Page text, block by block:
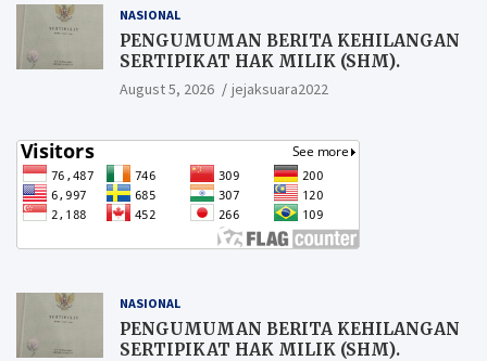
NASIONAL
PENGUMUMAN BERITA KEHILANGAN
SERTIPIKAT HAK MILIK (SHM).
August 5, 2026 jejaksuara2022
NASIONAL
PENGUMUMAN BERITA KEHILANGAN
SERTIPIKAT HAK MILIK (SHM).